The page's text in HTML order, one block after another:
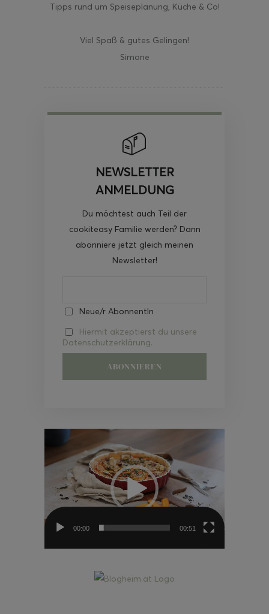
Tipps rund um Speiseplanung, Küche & Co!
Viel Spaß & gutes Gelingen!
Simone
NEWSLETTER
ANMELDUNG
Du möchtest auch Teil der
cookiteasy Familie werden? Dann
abonniere jetzt gleich meinen
Newsletter!
Neue/r AbonnentIn
Hiermit akzeptierst du unsere
Datenschutzerklärung.
Video-
00:00 00:51